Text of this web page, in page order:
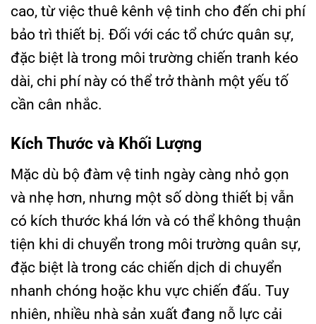
cao, từ việc thuê kênh vệ tinh cho đến chi phí
bảo trì thiết bị. Đối với các tổ chức quân sự,
đặc biệt là trong môi trường chiến tranh kéo
dài, chi phí này có thể trở thành một yếu tố
cần cân nhắc.
Kích Thước và Khối Lượng
Mặc dù bộ đàm vệ tinh ngày càng nhỏ gọn
và nhẹ hơn, nhưng một số dòng thiết bị vẫn
có kích thước khá lớn và có thể không thuận
tiện khi di chuyển trong môi trường quân sự,
đặc biệt là trong các chiến dịch di chuyển
nhanh chóng hoặc khu vực chiến đấu. Tuy
nhiên, nhiều nhà sản xuất đang nỗ lực cải